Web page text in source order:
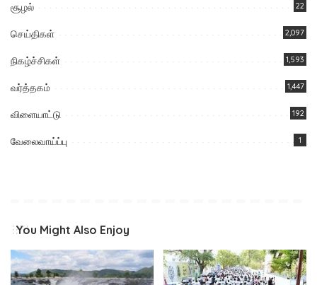
சூழல் 22
செய்திகள் 2,097
நிகழ்ச்சிகள் 1,593
வர்த்தகம் 1,447
விளையாட்டு 192
வேலைவாய்ப்பு 1
You Might Also Enjoy